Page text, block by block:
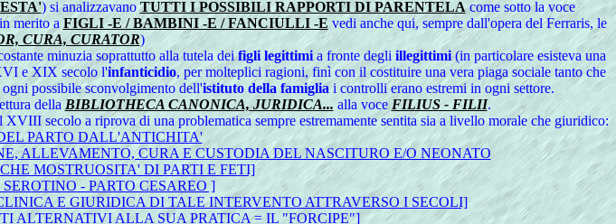
) si analizzavanoTUTTI I POSSIBILI RAPPORTI DI PARENTELAcome sotto la voce
merito a FIGLI -E / BAMBINI -E / FANCIULLI -E vedi anche qui, sempre dall'opera del Ferraris, le
CURA, CURATOR)
minuzia soprattutto alla tutela deifigli legittimia fronte degliillegittimi(in particolare esisteva una
e XIX secolo l'infanticidio, per molteplici ragioni, finì con il costituire una vera piaga sociale tanto che
possibile sconvolgimento dell'istituto della famigliai controlli erano estremi in ogni settore.
dellaBIBLIOTHECA CANONICA, JURIDICA...alla voce FILIUS - FILII.
secolo a riprova di una problematica sempre estremamente sentita sia a livello morale che giuridico:
PARTO DALL'ANTICHITA'
ALLEVAMENTO, CURA E CUSTODIA DEL NASCITURO E/O NEONATO
MOSTRUOSITA' DI PARTI E FETI]
- PARTO CESAREO ]
E GIURIDICA DI TALE INTERVENTO ATTRAVERSO I SECOLI]
ALTERNATIVI ALLA SUA PRATICA = IL "FORCIPE"]